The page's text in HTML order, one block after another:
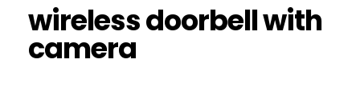
wireless doorbell with
camera